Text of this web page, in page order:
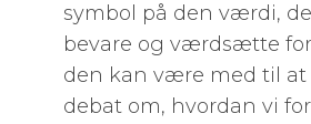
symbol på den værdi,
bevare og værdsætte
den kan være med til at
debat om, hvordan vi